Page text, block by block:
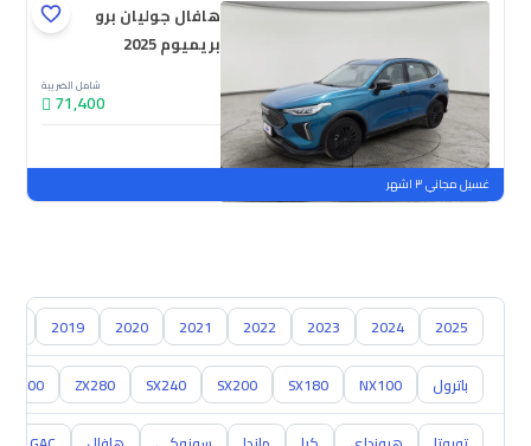
هافال جوليان برو
بريميوم 2025
شامل الضريبة
71,400
جديدة
ملوحة
غسيل مجاني ٣ اشهر
2025
2024
2023
2022
2021
2020
2019
باترول NX100
SX180
SX200
SX240
ZX280
ZX300